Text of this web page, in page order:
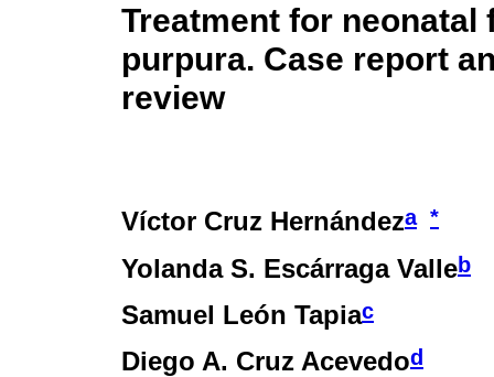
Treatment for neonatal
purpura. Case report
review
Víctor Cruz Hernándeza *
Yolanda S. Escárraga Valleb
Samuel León Tapiac
Diego A. Cruz Acevedod